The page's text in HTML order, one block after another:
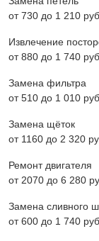
от 730 до 1 210 pyб.
Извлечение
от 880 до 1 740 pyб.
Замена фильтра
от 510 до 1 010 pyб.
Замена щёток
от 1160 до 2 320
Ремонт двигателя
от 2070 до 6 280
Замена сливного
от 600 до 1 740 pyб.